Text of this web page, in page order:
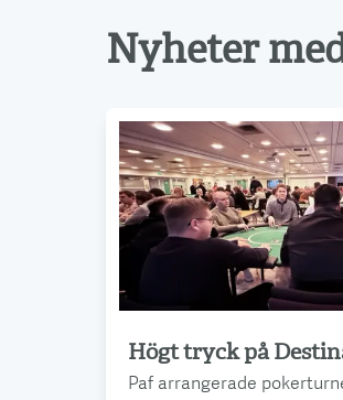
Nyheter
Högt tryck på
Paf arrangerade
Läs mer